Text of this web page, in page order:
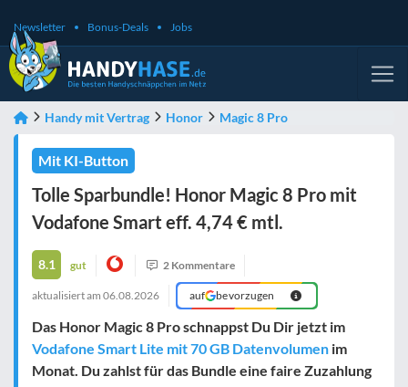
Newsletter Bonus-Deals Jobs
Handy mit Vertrag Honor Magic 8 Pro
Mit KI-Button
Tolle Sparbundle! Honor Magic 8 Pro mit
Vodafone Smart eff. 4,74 € mtl.
8.1 gut 2 Kommentare
aktualisiert am 06.08.2026 auf bevorzugen
Das Honor Magic 8 Pro schnappst Du Dir jetzt im
Vodafone Smart Lite mit 70 GB Datenvolumen im
Monat. Du zahlst für das Bundle eine faire Zuzahlung